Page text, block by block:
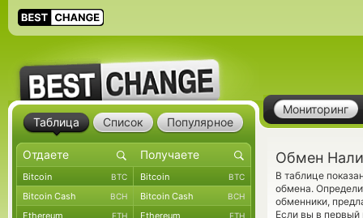
Мониторинг
Обмен
В таблице
обмена.
обменники,
Если вы в первый
Таблица Список Популярное
Bitcoin BTC Bitcoin BTC
Bitcoin Cash BCH Bitcoin Cash BCH
Ethereum ETH Ethereum ETH